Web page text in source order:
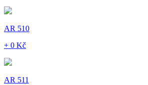
AR 510
+ 0 Kč
AR 511